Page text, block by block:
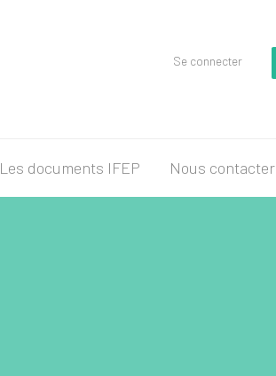
Se connecter
Les documents IFEP Nous contacter